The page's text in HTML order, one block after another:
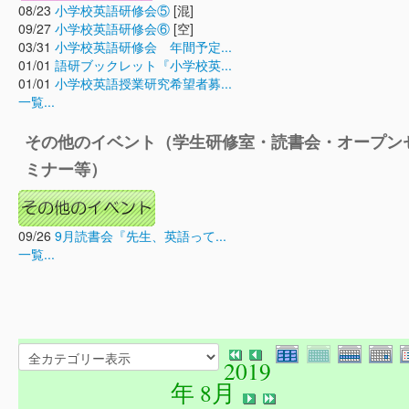
08/23 小学校英語研修会⑤ [混]
09/27 小学校英語研修会⑥ [空]
03/31 小学校英語研修会 年間予定...
01/01 語研ブックレット『小学校英...
01/01 小学校英語授業研究希望者募...
一覧...
その他のイベント（学生研修室・読書会・オープン
ミナー等）
09/26 9月読書会『先生、英語って...
一覧...
2019
年 8月